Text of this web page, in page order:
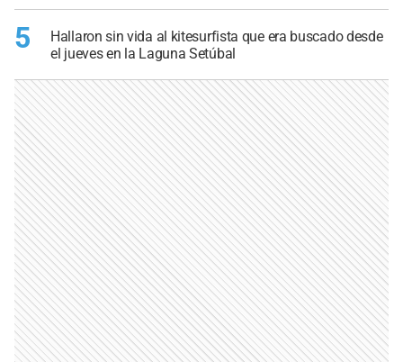
5
Hallaron sin vida al kitesurfista que era buscado desde
el jueves en la Laguna Setúbal